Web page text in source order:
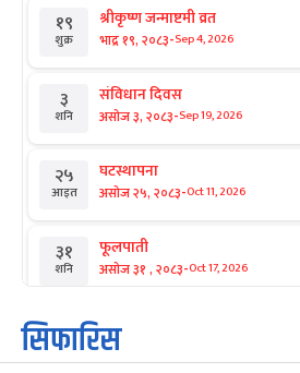
१९
शुक्र
श्रीकृष्ण जन्माष्टमी व्रत
भाद्र १९, २०८३-Sep 4, 2026
३
शनि
संविधान दिवस
असोज ३, २०८३-Sep 19, 2026
२५
आइत
घटस्थापना
असोज २५, २०८३-Oct 11, 2026
३१
शनि
फूलपाती
असोज ३१ , २०८३-Oct 17, 2026
१
आइत
कार्तिक सङ्क्रान्ति
कार्तिक १, २०८३
सिफारिस